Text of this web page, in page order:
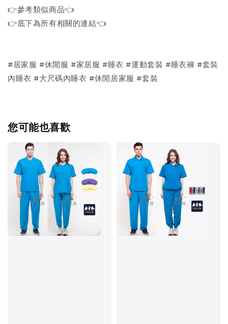
👉參考類似商品👈
👉底下為所有相關的連結👈
#居家服 #休閒服 #家居服 #睡衣 #運動套裝 #睡衣褲 #套裝
內睡衣 #大尺碼內睡衣 #休閒居家服 #套裝
您可能也喜歡